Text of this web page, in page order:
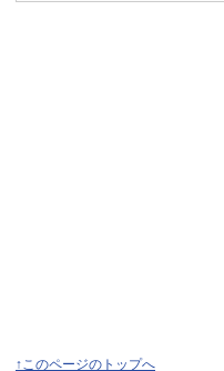
↑このページのトップへ